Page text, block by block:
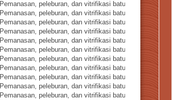
Pemanasan, peleburan, dan vitrifikasi batuan seri 11-Batu
Pemanasan, peleburan, dan vitrifikasi batuan seri 12-
Pemanasan, peleburan, dan vitrifikasi batuan seri 13-Bata
Pemanasan, peleburan, dan vitrifikasi batuan seri 14-
Pemanasan, peleburan, dan vitrifikasi batuan seri 16-
Pemanasan, peleburan, dan vitrifikasi batuan seri 17-
Pemanasan, peleburan, dan vitrifikasi batuan seri 18-
Pemanasan, peleburan, dan vitrifikasi batuan seri 19-
Pemanasan, peleburan, dan vitrifikasi batuan seri 20-
Pemanasan, peleburan, dan vitrifikasi batuan seri 21-
Pemanasan, peleburan, dan vitrifikasi batuan seri 22-Batu